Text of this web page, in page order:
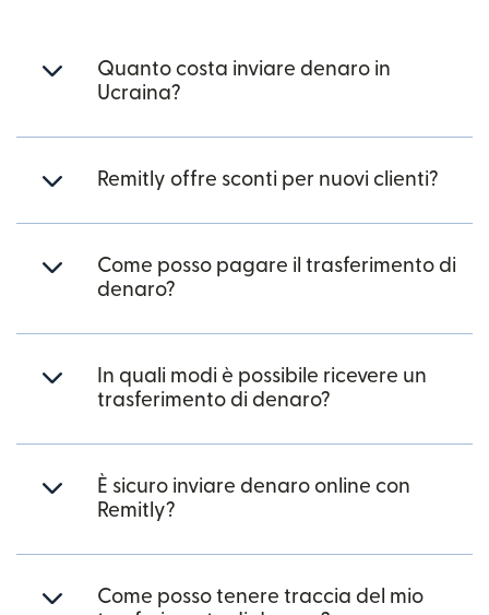
Quanto costa inviare denaro in
Ucraina?
Remitly offre sconti per nuovi clienti?
Come posso pagare il trasferimento di
denaro?
In quali modi è possibile ricevere un
trasferimento di denaro?
È sicuro inviare denaro online con
Remitly?
Come posso tenere traccia del mio